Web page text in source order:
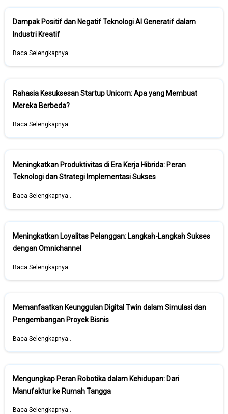
Dampak Positif dan Negatif Teknologi AI Generatif dalam
Industri Kreatif
Baca Selengkapnya..
Rahasia Kesuksesan Startup Unicorn: Apa yang Membuat
Mereka Berbeda?
Baca Selengkapnya..
Meningkatkan Produktivitas di Era Kerja Hibrida: Peran
Teknologi dan Strategi Implementasi Sukses
Baca Selengkapnya..
Meningkatkan Loyalitas Pelanggan: Langkah-Langkah Sukses
dengan Omnichannel
Baca Selengkapnya..
Memanfaatkan Keunggulan Digital Twin dalam Simulasi dan
Pengembangan Proyek Bisnis
Baca Selengkapnya..
Mengungkap Peran Robotika dalam Kehidupan: Dari
Manufaktur ke Rumah Tangga
Baca Selengkapnya..